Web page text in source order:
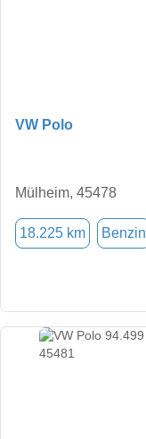
VW Polo
Mülheim, 45478
18.225 km Benzin